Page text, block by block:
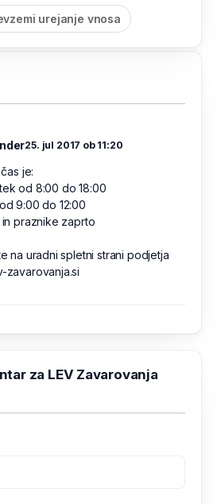
urejanje vnosa
25. jul 2017 ob 11:20
je:
od 8:00 do 18:00
9:00 do 12:00
praznike zaprto
na uradni spletni strani podjetja
zavarovanja.si
za LEV Zavarovanja